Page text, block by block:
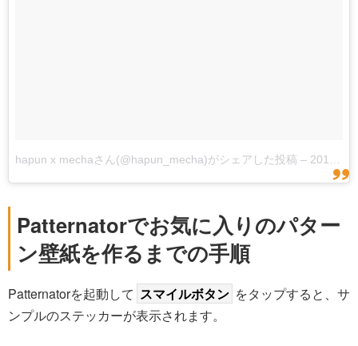
hapun x mechaさん(@hapun_mecha)がシェアした投稿 – 2017 6月 1 9:25午後 PDT
Patternatorでお気に入りのパター
ン壁紙を作るまでの手順
Patternatorを起動して スマイルボタン をタップすると、サ
ンプルのステッカーが表示されます。